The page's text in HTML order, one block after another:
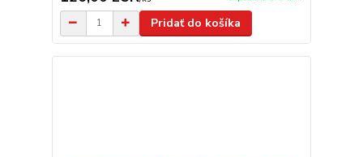
Pridať do košíka